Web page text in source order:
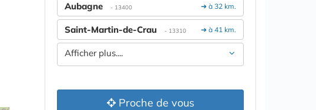
➔ à 32 km.
Aubagne - 13400
➔ à 41 km.
Saint-Martin-de-Crau - 13310
Afficher plus....
Proche de vous